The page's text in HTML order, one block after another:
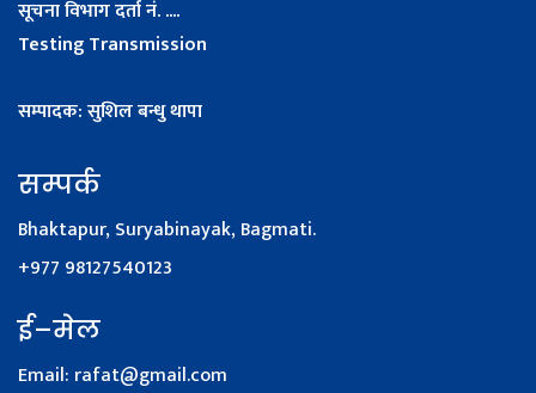
सूचना विभाग दर्ता नं. ....
Testing Transmission
सम्पादक: सुशिल बन्धु थापा
सम्पर्क
Bhaktapur, Suryabinayak, Bagmati.
+977 98127540123
ई–मेल
Email: rafat@gmail.com